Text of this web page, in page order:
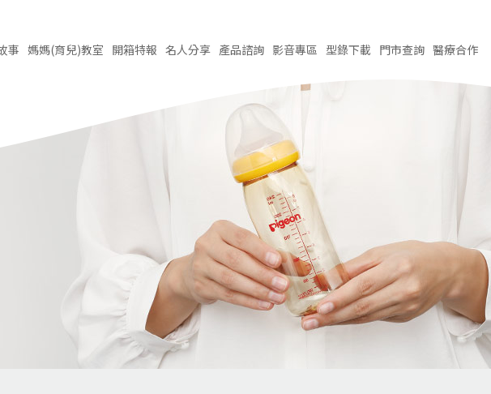
事 媽媽(育兒)教室 開箱特報 名人分享 產品諮詢 影音專區 型錄下載 門市查詢 醫療合作